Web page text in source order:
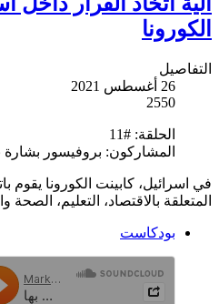
الكورونا
التفاصيل
26 أغسطس 2021
2550
الحلقة: #11
المشاركون: بروفيسور
في اسرائيل، كابينت الكورونا يقوم
المتعلقة بالاقتصاد، التعليم، الصحة
بودكاست